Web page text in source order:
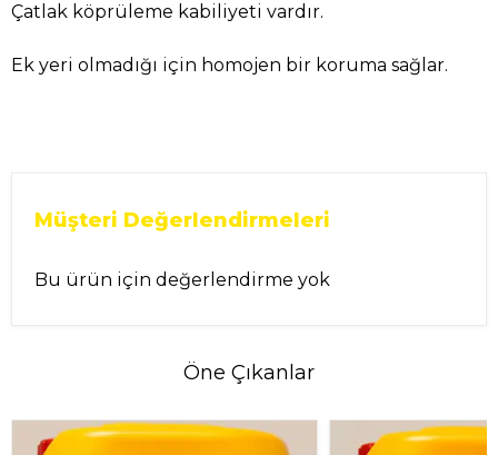
Çatlak köprüleme kabiliyeti vardır.
Ek yeri olmadığı için homojen bir koruma sağlar.
Müşteri Değerlendirmeleri
Bu ürün için değerlendirme yok
Öne Çıkanlar